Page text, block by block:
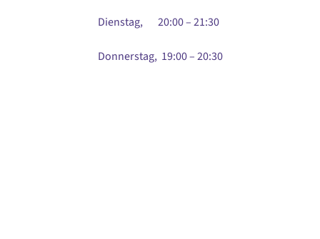
Dienstag, 20:00 – 21:30
Donnerstag, 19:00 – 20:30